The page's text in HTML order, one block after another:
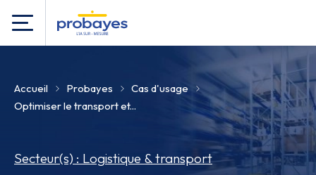
Accueil Probayes
Cas d'usage
Optimiser le transport et...
Secteur(s) : Logistique & transport